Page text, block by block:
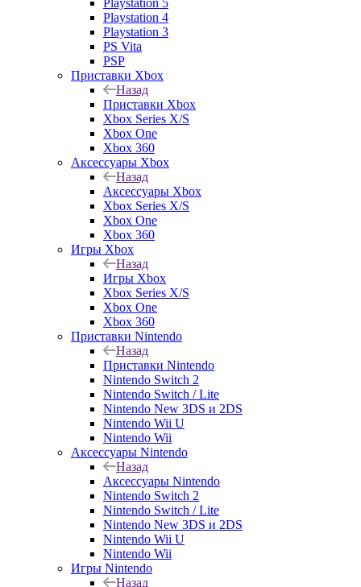
Playstation 5
Playstation 4
Playstation 3
PS Vita
PSP
Приставки Xbox
Назад
Приставки Xbox
Xbox Series X/S
Xbox One
Xbox 360
Аксессуары Xbox
Назад
Аксессуары Xbox
Xbox Series X/S
Xbox One
Xbox 360
Игры Xbox
Назад
Игры Xbox
Xbox Series X/S
Xbox One
Xbox 360
Приставки Nintendo
Назад
Приставки Nintendo
Nintendo Switch 2
Nintendo Switch / Lite
Nintendo New 3DS и 2DS
Nintendo Wii U
Nintendo Wii
Аксессуары Nintendo
Назад
Аксессуары Nintendo
Nintendo Switch 2
Nintendo Switch / Lite
Nintendo New 3DS и 2DS
Nintendo Wii U
Nintendo Wii
Игры Nintendo
Назад